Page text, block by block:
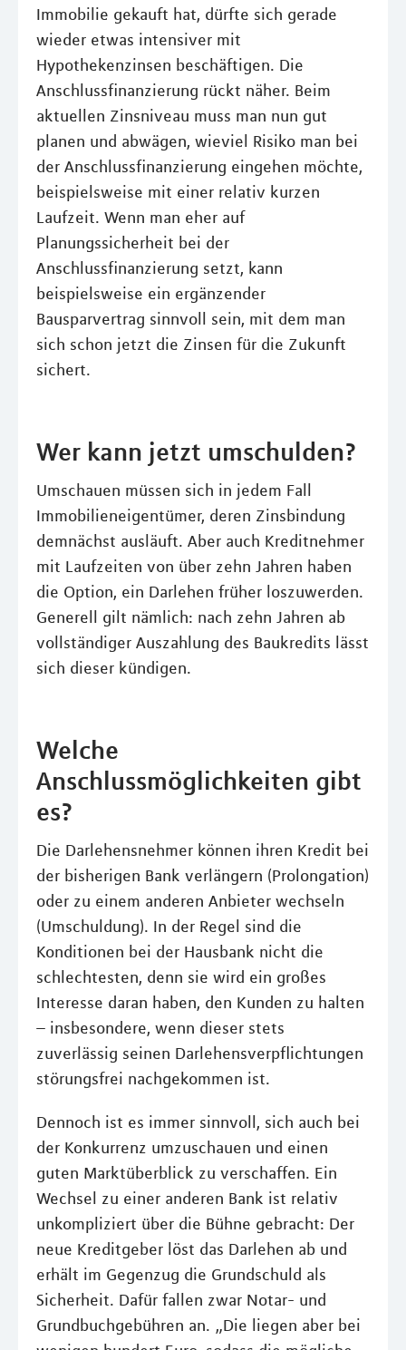
Immobilie gekauft hat, dürfte sich gerade
wieder etwas intensiver mit
Hypothekenzinsen beschäftigen. Die
Anschlussﬁnanzierung rückt näher. Beim
aktuellen Zinsniveau muss man nun gut
planen und abwägen, wieviel Risiko man bei
der Anschlussfinanzierung eingehen möchte,
beispielsweise mit einer relativ kurzen
Laufzeit. Wenn man eher auf
Planungssicherheit bei der
Anschlussfinanzierung setzt, kann
beispielsweise ein ergänzender
Bausparvertrag sinnvoll sein, mit dem man
sich schon jetzt die Zinsen für die Zukunft
sichert.
Wer kann jetzt umschulden?
Umschauen müssen sich in jedem Fall
Immobilieneigentümer, deren Zinsbindung
demnächst ausläuft. Aber auch Kreditnehmer
mit Laufzeiten von über zehn Jahren haben
die Option, ein Darlehen früher loszuwerden.
Generell gilt nämlich: nach zehn Jahren ab
vollständiger Auszahlung des Baukredits lässt
sich dieser kündigen.
Welche
Anschlussmöglichkeiten gibt
es?
Die Darlehensnehmer können ihren Kredit bei
der bisherigen Bank verlängern (Prolongation)
oder zu einem anderen Anbieter wechseln
(Umschuldung). In der Regel sind die
Konditionen bei der Hausbank nicht die
schlechtesten, denn sie wird ein großes
Interesse daran haben, den Kunden zu halten
– insbesondere, wenn dieser stets
zuverlässig seinen Darlehensverpﬂichtungen
störungsfrei nachgekommen ist.
Dennoch ist es immer sinnvoll, sich auch bei
der Konkurrenz umzuschauen und einen
guten Marktüberblick zu verschaffen. Ein
Wechsel zu einer anderen Bank ist relativ
unkompliziert über die Bühne gebracht: Der
neue Kreditgeber löst das Darlehen ab und
erhält im Gegenzug die Grundschuld als
Sicherheit. Dafür fallen zwar Notar- und
Grundbuchgebühren an. „Die liegen aber bei